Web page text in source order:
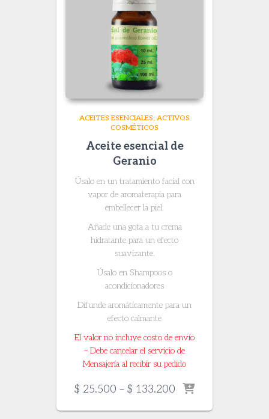
ACEITES ESENCIALES ACTIVOS
COSMÉTICOS
Aceite esencial de
Geranio
Úsalo en un tratamiento facial con
vapor de aromaterapia para
embellecer la piel.
Añade una gota a tu crema
hidratante para un efecto
suavizante.
Úsalo en Shampoos o
acondicionadores
Difunde aromáticamente para un
efecto calmante
El valor no incluye costo de envío
– Debe cancelar el servicio de
Mensajería al recibir su pedido
$ 25.500 – $ 133.200 Price
$ 25.500